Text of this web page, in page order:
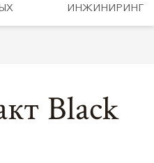
ИНЖИНИРИНГ
Black